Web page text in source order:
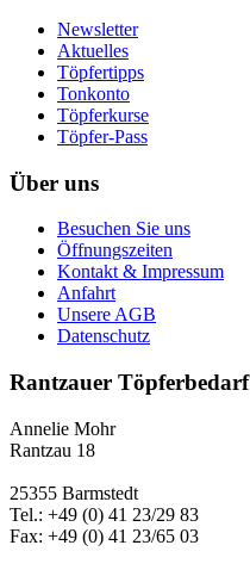
Newsletter
Aktuelles
Töpfertipps
Tonkonto
Töpferkurse
Töpfer-Pass
Über uns
Besuchen Sie uns
Öffnungszeiten
Kontakt & Impressum
Anfahrt
Unsere AGB
Datenschutz
Rantzauer Töpferbedarf
Annelie Mohr
Rantzau 18
25355 Barmstedt
Tel.: +49 (0) 41 23/29 83
Fax: +49 (0) 41 23/65 03